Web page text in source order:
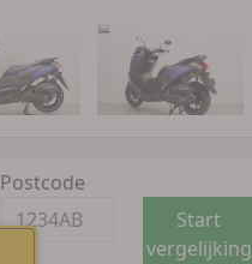
Postcode
Start
vergelijking